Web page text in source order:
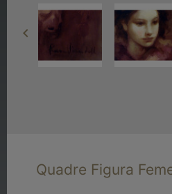

Quadre Figura